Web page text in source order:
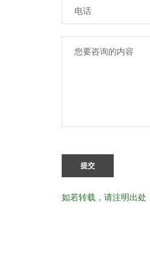
提交
如若转载，请注明出